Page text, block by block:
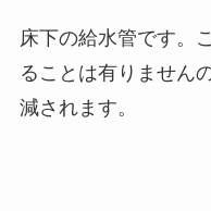
床下の給水管です。
ることは有りません
減されます。